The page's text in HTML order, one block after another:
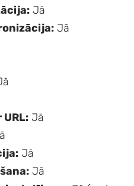
Jā
Jā
Jā
Jā
Jā